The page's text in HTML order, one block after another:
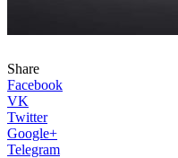
Share
Facebook
VK
Twitter
Google+
Telegram